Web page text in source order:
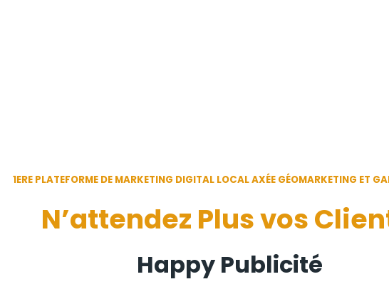
1ERE PLATEFORME DE MARKETING DIGITAL LOCAL AXÉE GÉOMARKETING ET
N’attendez Plus vos
Happy Publicité